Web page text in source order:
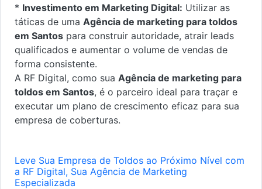
* Investimento em Marketing Digital: Utilizar as
táticas de uma Agência de marketing para toldos
em Santos para construir autoridade, atrair leads
qualificados e aumentar o volume de vendas de
forma consistente.
A RF Digital, como sua Agência de marketing para
toldos em Santos, é o parceiro ideal para traçar e
executar um plano de crescimento eficaz para sua
empresa de coberturas.
Leve Sua Empresa de Toldos ao Próximo Nível com
a RF Digital, Sua Agência de Marketing
Especializada